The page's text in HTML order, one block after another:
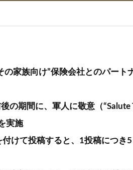
の家族向け”保険会社とのパート
の期間に、軍人に敬意（“Salute
実施
けて投稿すると、1投稿につき